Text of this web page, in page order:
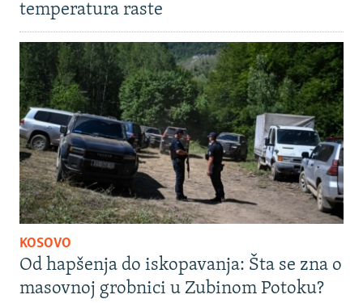
temperatura raste
KOSOVO
Od hapšenja do iskopavanja: Šta se zna o
masovnoj grobnici u Zubinom Potoku?